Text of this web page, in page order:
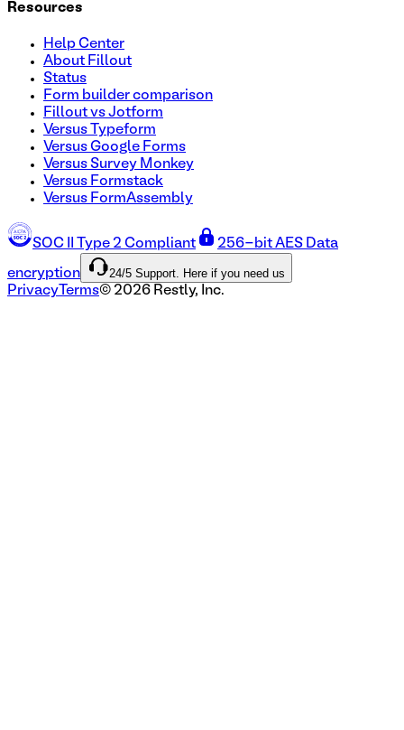
Resources
Help Center
About Fillout
Status
Form builder comparison
Fillout vs Jotform
Versus Typeform
Versus Google Forms
Versus Survey Monkey
Versus Formstack
Versus FormAssembly
SOC II Type 2 Compliant 256-bit AES Data
encryption 24/5 Support. Here if you need us
Privacy Terms© 2026 Restly, Inc.